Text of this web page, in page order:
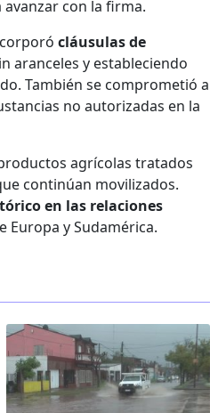
con la firma.
cláusulas de
aranceles y estableciendo
También se comprometió a
no autorizadas en la
agrícolas tratados
continúan movilizados.
en las relaciones
Europa y Sudamérica.